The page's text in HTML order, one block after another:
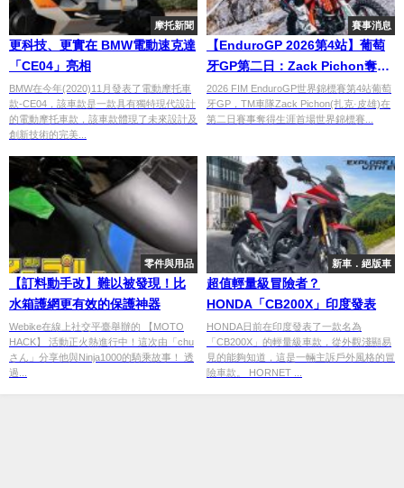
摩托新聞
更科技、更實在 BMW電動速克達
「CE04」亮相
BMW在今年(2020)11月發表了電動摩托車
款-CE04，該車款是一款具有獨特現代設計
的電動摩托車款，該車款體現了未來設計及
創新技術的完美...
賽事消息
【EnduroGP 2026第4站】葡萄
牙GP第二日：Zack Pichon奪生
涯首勝！Josep Garcia周末總積
分維持領先
2026 FIM EnduroGP世界錦標賽第4站葡萄
牙GP，TM車隊Zack Pichon(扎克·皮雄)在
第二日賽事奪得生涯首場世界錦標賽...
零件與用品
【訂料動手改】難以被發現！比
水箱護網更有效的保護神器
Webike在線上社交平臺舉辦的 【MOTO
HACK】 活動正火熱進行中！這次由「chu
さん」分享他與Ninja1000的騎乘故事！ 透
過...
新車．絕版車
超值輕量級冒險者？
HONDA「CB200X」印度發表
HONDA日前在印度發表了一款名為
「CB200X」的輕量級車款，從外觀淺顯易
見的能夠知道，這是一輛主訴戶外風格的冒
險車款。 HORNET ...